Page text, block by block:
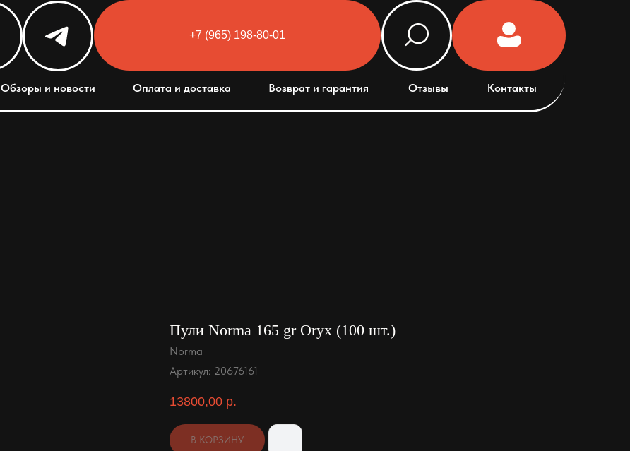
+7 (965) 198-80-01
Обзоры и новости Оплата и доставка Возврат и гарантия Отзывы Контакты
Html code will be here
Пули Norma 165 gr Oryx (100 шт.)
Norma
Артикул: 20676161
13800,00 р.
В КОРЗИНУ